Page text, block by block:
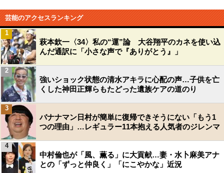
芸能のアクセスランキング
萩本欽一〈34〉私の“運”論 大谷翔平のカネを使い込
んだ通訳に「小さな声で『ありがとう』」
1
強いショック状態の清水アキラに心配の声…子供を亡
くした神田正輝らもたどった遺族ケアの道のり
2
バナナマン日村が簡単に復帰できそうにない「もう1
つの理由」…レギュラー11本抱える人気者のジレンマ
3
中村倫也が「風、薫る」に大貢献…妻・水卜麻美アナ
との「ずっと仲良く」「にこやかな」近況
4